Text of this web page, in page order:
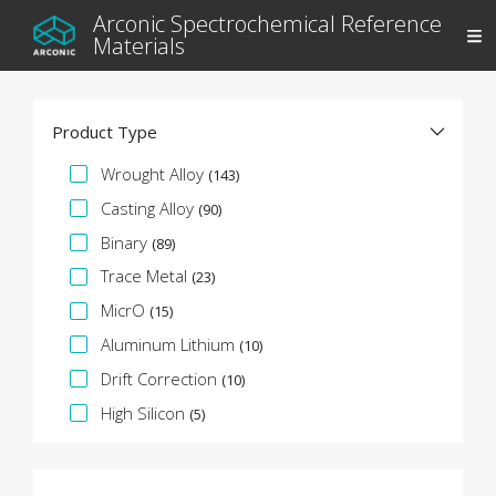
Arconic Spectrochemical Reference
Materials
Product Type
Faceta de especificación
Wrought Alloy (143)
Casting Alloy (90)
Binary (89)
Trace Metal (23)
MicrO (15)
Aluminum Lithium (10)
Drift Correction (10)
High Silicon (5)